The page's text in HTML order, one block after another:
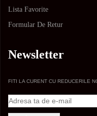
Lista Favorite
Formular De Retur
Newsletter
FITI LA CURENT CU REDUCERILE